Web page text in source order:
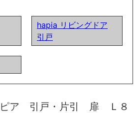
hapia リビングドア
引戸
ピア 引戸・片引 扉 Ｌ８